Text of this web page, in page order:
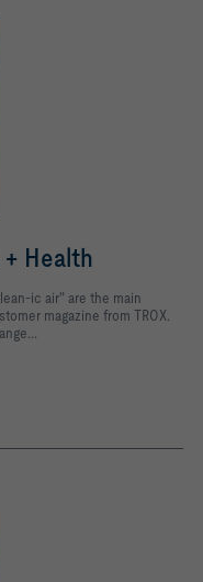
Health
ic air" are the main
magazine from TROX.